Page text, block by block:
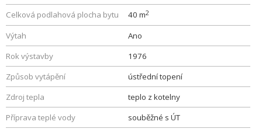
Celková podlahová plocha bytu
40 m2
Výtah
Ano
Rok výstavby
1976
Způsob vytápění
ústřední topení
Zdroj tepla
teplo z kotelny
Příprava teplé vody
souběžné s ÚT